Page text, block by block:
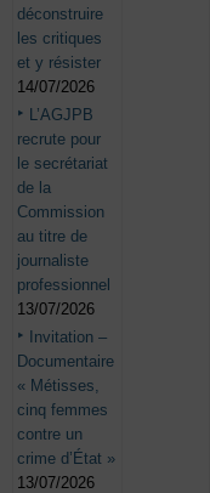
déconstruire
les critiques
et y résister
14/07/2026
L’AGJPB
recrute pour
le secrétariat
de la
Commission
au titre de
journaliste
professionnel
13/07/2026
Invitation –
Documentaire
« Métisses,
cinq femmes
contre un
crime d’État »
13/07/2026